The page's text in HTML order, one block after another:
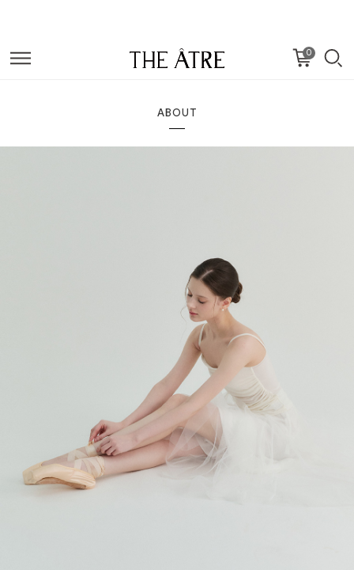
0
ABOUT